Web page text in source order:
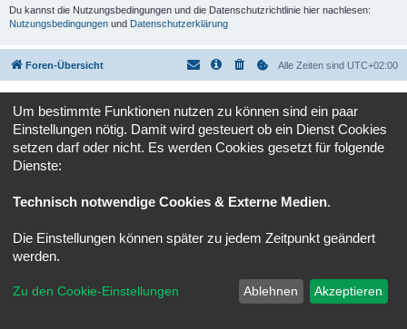
Du kannst die Nutzungsbedingungen und die Datenschutzrichtlinie hier nachlesen:
Nutzungsbedingungen und Datenschutzerklärung
Foren-Übersicht Alle Zeiten sind UTC+02:00
Deutsche Übersetzung durchphpBB.de
Datenschutz|Nutzungsbedingungen
Um bestimmte Funktionen nutzen zu können sind ein paar
Einstellungen nötig. Damit wird gesteuert ob ein Dienst Cookies
setzen darf oder nicht. Es werden Cookies gesetzt für folgende
Dienste:
Technisch notwendige Cookies & Externe Medien.
Die Einstellungen können später zu jedem Zeitpunkt geändert
werden.
Zu den Cookie-Einstellungen Ablehnen Akzeptieren